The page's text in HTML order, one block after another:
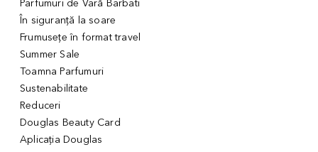
Parfumuri de Vară Barbati
În siguranță la soare
Frumusețe în format travel
Summer Sale
Toamna Parfumuri
Sustenabilitate
Reduceri
Douglas Beauty Card
Aplicația Douglas